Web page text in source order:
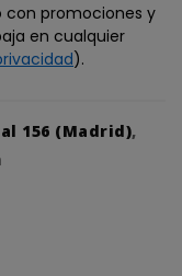
con promociones y
en cualquier
).
156 (Madrid),